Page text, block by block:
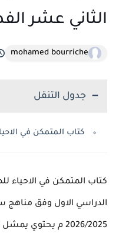
الثاني عشر
mohamed bourriche
جدول التنقل
كتاب المتمكن في
كتاب المتمكن في
الدراسي الاول وفق مناهج
2026/2025 م يحتوي يمشل الكتاب علي ملخصات الاحياء.